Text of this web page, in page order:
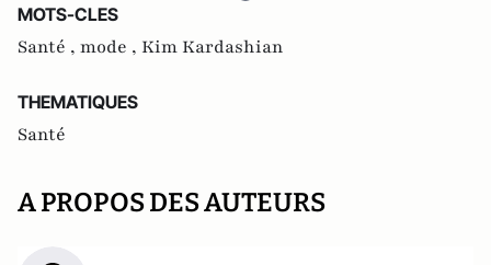
MOTS-CLES
Santé , mode , Kim Kardashian
THEMATIQUES
Santé
A PROPOS DES AUTEURS